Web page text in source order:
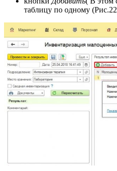
таблицу по одному